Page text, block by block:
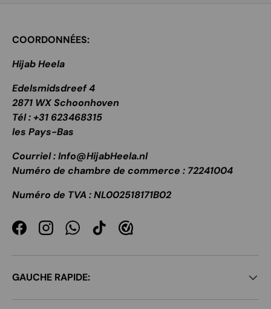
COORDONNÉES:
Hijab Heela
Edelsmidsdreef 4
2871 WX Schoonhoven
Tél : +31 623468315
les Pays-Bas
Courriel : Info@HijabHeela.nl
Numéro de chambre de commerce : 72241004
Numéro de TVA : NL002518171B02
FacebookInstagramWhatsApp
TikTok
GAUCHE RAPIDE: